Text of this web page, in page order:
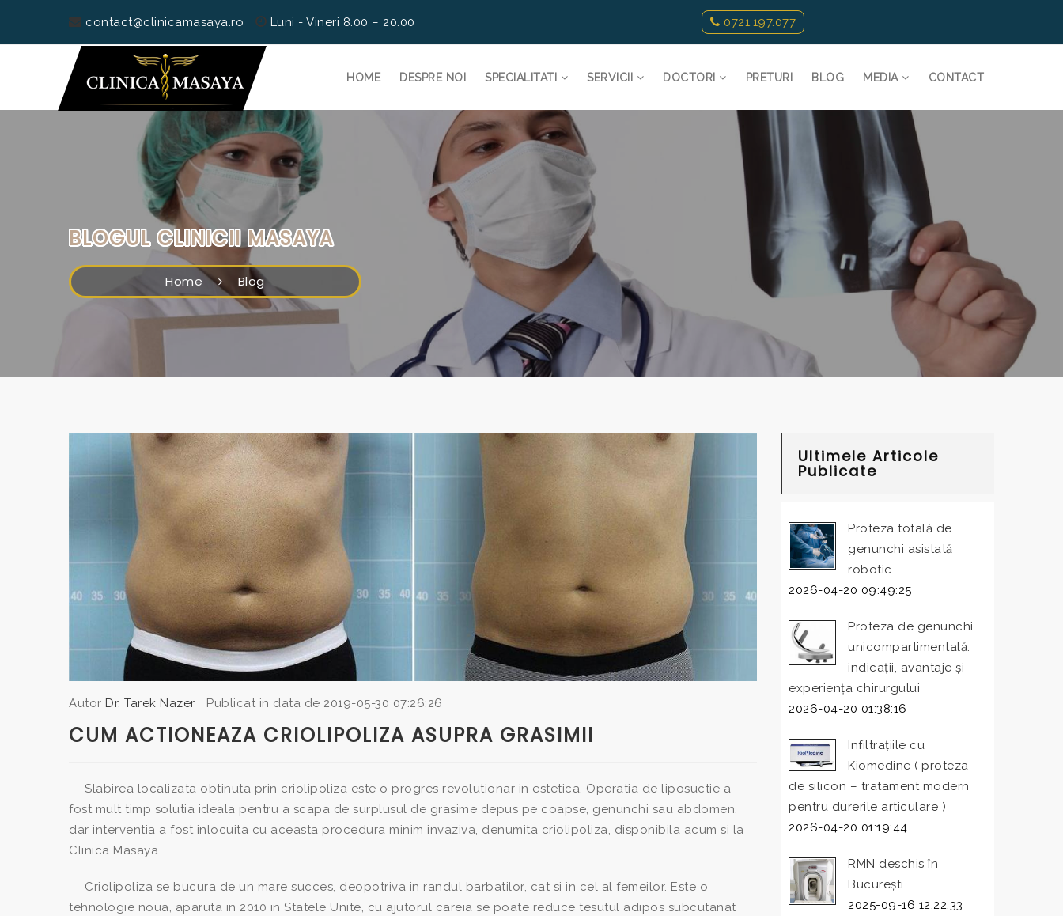
contact@clinicamasaya.ro Luni - Vineri 8.00 ÷ 20.00 0721.197.077
HOME DESPRE NOI SPECIALITATI SERVICII DOCTORI PRETURI BLOG MEDIA CONTACT
BLOGUL CLINICII MASAYA
Home Blog
Autor Dr. Tarek Nazer Publicat in data de 2019-05-30 07:26:26
CUM ACTIONEAZA CRIOLIPOLIZA ASUPRA GRASIMII
Slabirea localizata obtinuta prin criolipoliza este o progres revolutionar in estetica. Operatia de liposuctie a
fost mult timp solutia ideala pentru a scapa de surplusul de grasime depus pe coapse, genunchi sau abdomen,
dar interventia a fost inlocuita cu aceasta procedura minim invaziva, denumita criolipoliza, disponibila acum si la
Clinica Masaya.
Criolipoliza se bucura de un mare succes, deopotriva in randul barbatilor, cat si in cel al femeilor. Este o
tehnologie noua, aparuta in 2010 in Statele Unite, cu ajutorul careia se poate reduce tesutul adipos subcutanat
Ultimele Articole
Publicate
Proteza totală de
genunchi asistată
robotic
2026-04-20 09:49:25
Proteza de genunchi
unicompartimentală:
indicații, avantaje și
experiența chirurgului
2026-04-20 01:38:16
Infiltrațiile cu
Kiomedine ( proteza
de silicon – tratament modern
pentru durerile articulare )
2026-04-20 01:19:44
RMN deschis în
București
2025-09-16 12:22:33